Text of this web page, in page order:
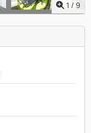
1 / 9